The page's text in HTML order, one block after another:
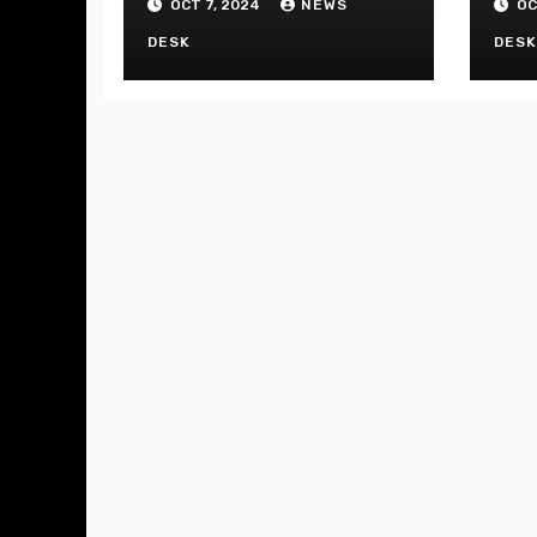
OCT 7, 2024 NEWS
DESK DESK